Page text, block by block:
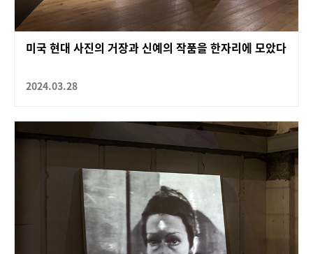
미국 현대 사진의 거장과 신예의 작품을 한자리에 모았다
2024.03.28